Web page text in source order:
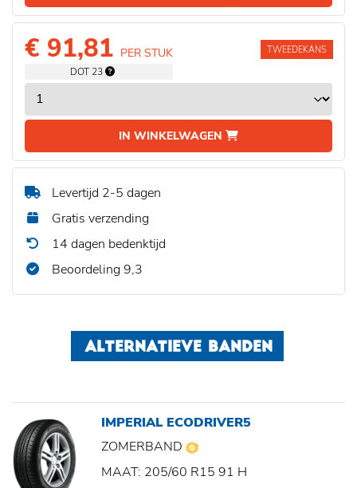
€ 91,81 PER STUK
DOT 23
IN WINKELWAGEN
TWEEDEKANS
Levertijd 2-5 dagen
Gratis verzending
14 dagen bedenktijd
Beoordeling 9,3
ALTERNATIEVE BANDEN
IMPERIAL ECODRIVER5
ZOMERBAND
MAAT: 205/60 R15 91 H